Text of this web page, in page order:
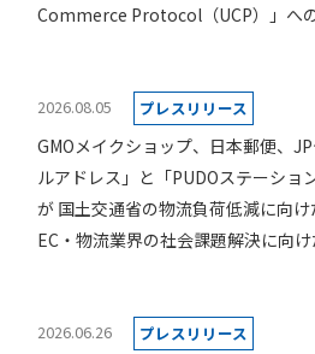
Commerce Protocol（UCP）」へ
2026.08.05 プレスリリース
GMOメイクショップ、日本郵便、
ルアドレス」と「PUDOステーショ
が 国土交通省の物流負荷低減に向
EC・物流業界の社会課題解決に向
2026.06.26 プレスリリース